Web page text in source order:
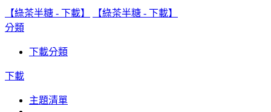
【綠茶半糖 - 下載】
【綠茶半糖 - 下載】
分類
下載分類
下載
主題清單